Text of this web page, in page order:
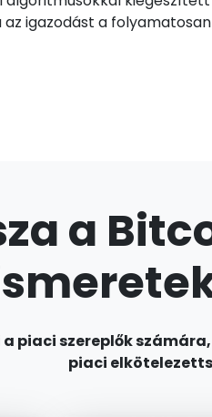
igazodást a
a
piaci szereplők
piaci